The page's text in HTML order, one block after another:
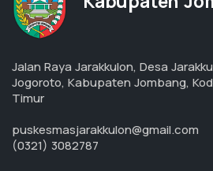
Jalan Raya Jarakkulon, Desa
Jogoroto, Kabupaten Jombang,
Timur
puskesmasjarakkulon@gmail.com
(0321) 3082787